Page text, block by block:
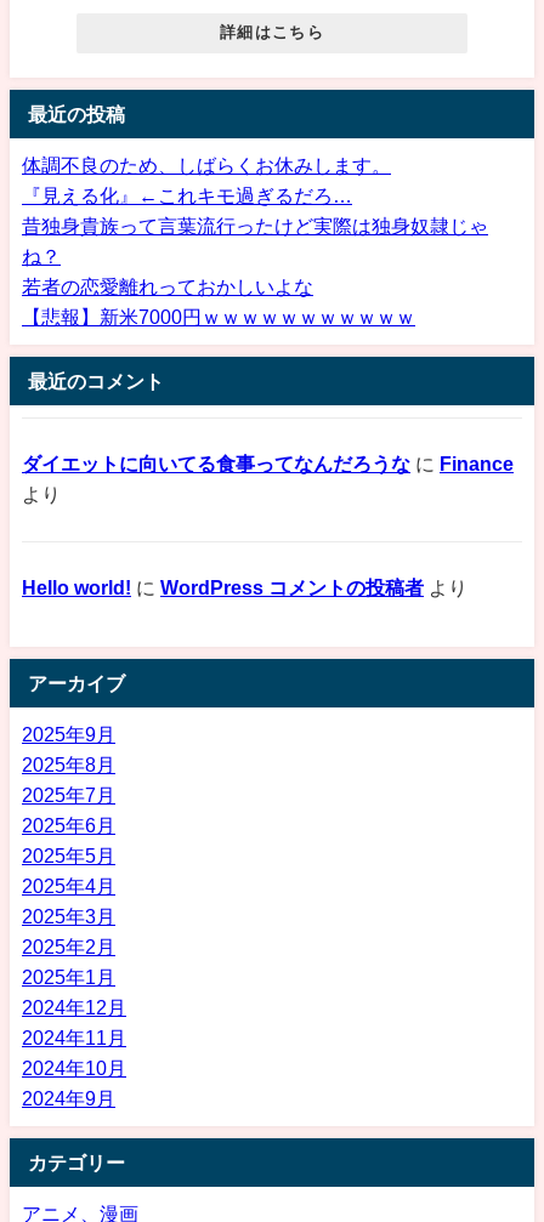
詳細はこちら
最近の投稿
体調不良のため、しばらくお休みします。
『見える化』←これキモ過ぎるだろ…
昔独身貴族って言葉流行ったけど実際は独身奴隷じゃ
ね？
若者の恋愛離れっておかしいよな
【悲報】新米7000円ｗｗｗｗｗｗｗｗｗｗｗ
最近のコメント
ダイエットに向いてる食事ってなんだろうな に Finance
より
Hello world! に WordPress コメントの投稿者 より
アーカイブ
2025年9月
2025年8月
2025年7月
2025年6月
2025年5月
2025年4月
2025年3月
2025年2月
2025年1月
2024年12月
2024年11月
2024年10月
2024年9月
カテゴリー
アニメ、漫画